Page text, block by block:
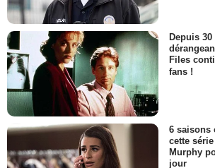
Depuis
Files
fans !
6 saisons
cette
Murphy
jour